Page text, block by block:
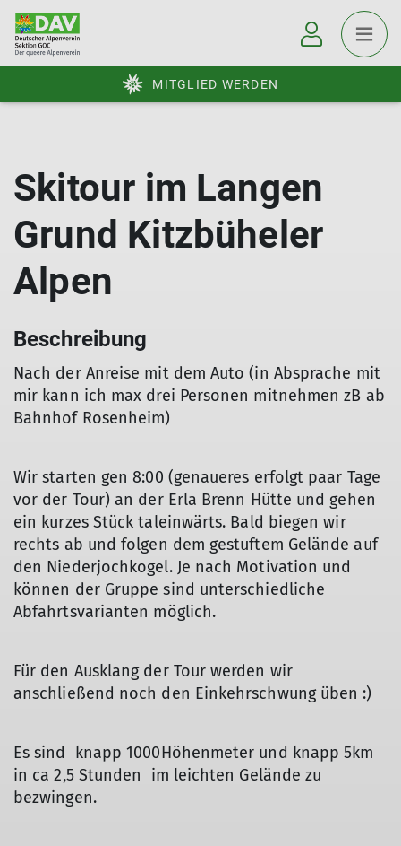
MITGLIED WERDEN
Skitour im Langen
Grund Kitzbüheler
Alpen
Beschreibung
Nach der Anreise mit dem Auto (in Absprache mit
mir kann ich max drei Personen mitnehmen zB ab
Bahnhof Rosenheim)
Wir starten gen 8:00 (genaueres erfolgt paar Tage
vor der Tour) an der Erla Brenn Hütte und gehen
ein kurzes Stück taleinwärts. Bald biegen wir
rechts ab und folgen dem gestuftem Gelände auf
den Niederjochkogel. Je nach Motivation und
können der Gruppe sind unterschiedliche
Abfahrtsvarianten möglich.
Für den Ausklang der Tour werden wir
anschließend noch den Einkehrschwung üben :)
Es sind knapp 1000Höhenmeter und knapp 5km
in ca 2,5 Stunden im leichten Gelände zu
bezwingen.